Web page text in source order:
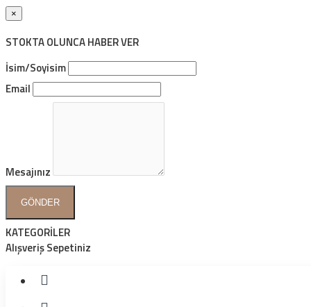
×
STOKTA OLUNCA HABER VER
İsim/Soyisim
Email
Mesajınız
GÖNDER
KATEGORİLER
Alışveriş Sepetiniz